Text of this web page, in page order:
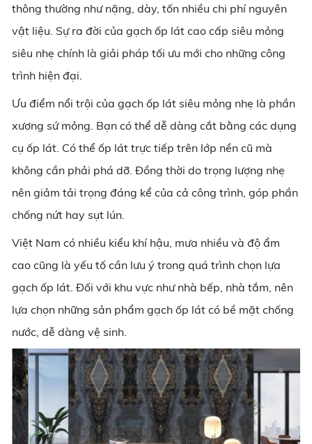
thông thường như nặng, dày, tốn nhiều chi phí nguyên
vật liệu. Sự ra đời của gạch ốp lát cao cấp siêu mỏng
siêu nhẹ chính là giải pháp tối ưu mới cho những công
trình hiện đại.
Ưu điểm nổi trội của gạch ốp lát siêu mỏng nhẹ là phần
xương sứ mỏng. Bạn có thể dễ dàng cắt bằng các dụng
cụ ốp lát. Có thể ốp lát trực tiếp trên lớp nền cũ mà
không cần phải phá dỡ. Đồng thời do trọng lượng nhẹ
nên giảm tải trọng đáng kể của cả công trình, góp phần
chống nứt hay sụt lún.
Việt Nam có nhiều kiểu khí hậu, mưa nhiều và độ ẩm
cao cũng là yếu tố cần lưu ý trong quá trình chọn lựa
gạch ốp lát. Đối với khu vực như nhà bếp, nhà tắm, nên
lựa chọn những sản phẩm gạch ốp lát có bề mặt chống
nước, dễ dàng vệ sinh.